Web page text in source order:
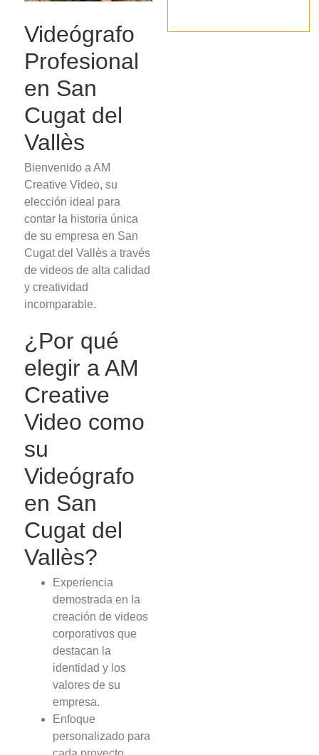
Videógrafo
Profesional
en San
Cugat del
Vallès
Bienvenido a AM
Creative Video, su
elección ideal para
contar la historia única
de su empresa en San
Cugat del Vallès a través
de videos de alta calidad
y creatividad
incomparable.
¿Por qué
elegir a AM
Creative
Video como
su
Videógrafo
en San
Cugat del
Vallès?
Experiencia
demostrada en la
creación de videos
corporativos que
destacan la
identidad y los
valores de su
empresa.
Enfoque
personalizado para